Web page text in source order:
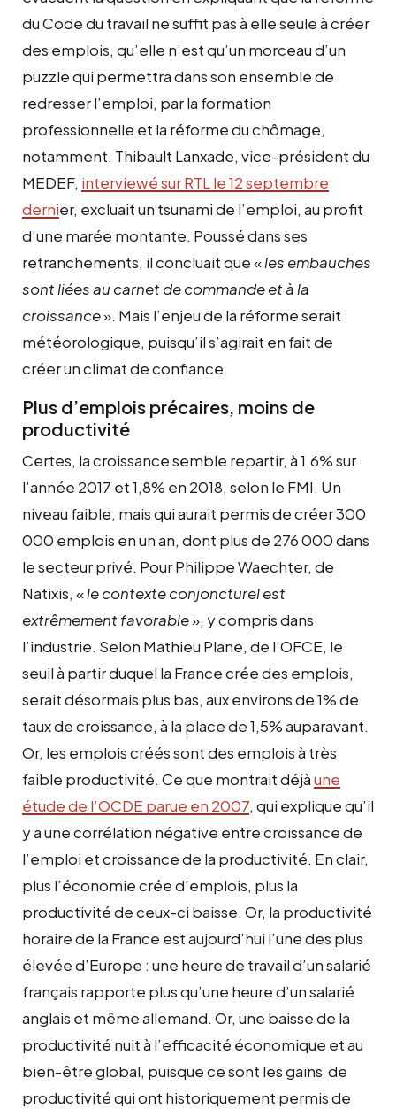
du Code du travail ne suffit pas à elle seule à créer
des emplois, qu’elle n’est qu’un morceau d’un
puzzle qui permettra dans son ensemble de
redresser l’emploi, par la formation
professionnelle et la réforme du chômage,
notamment. Thibault Lanxade, vice-président du
MEDEF, interviewé sur RTL le 12 septembre
dernier, excluait un tsunami de l’emploi, au profit
d’une marée montante. Poussé dans ses
retranchements, il concluait que «les embauches
sont liées au carnet de commande et à la
croissance». Mais l’enjeu de la réforme serait
météorologique, puisqu’il s’agirait en fait de
créer un climat de confiance.
Plus d’emplois précaires, moins de
productivité
Certes, la croissance semble repartir, à 1,6% sur
l’année 2017 et 1,8% en 2018, selon le FMI. Un
niveau faible, mais qui aurait permis de créer 300
000 emplois en un an, dont plus de 276 000 dans
le secteur privé. Pour Philippe Waechter, de
Natixis, «le contexte conjoncturel est
extrêmement favorable», y compris dans
l’industrie. Selon Mathieu Plane, de l’OFCE, le
seuil à partir duquel la France crée des emplois,
serait désormais plus bas, aux environs de 1% de
taux de croissance, à la place de 1,5% auparavant.
Or, les emplois créés sont des emplois à très
faible productivité. Ce que montrait déjàune
étude de l’OCDE parue en 2007, qui explique qu’il
y a une corrélation négative entre croissance de
l’emploi et croissance de la productivité. En clair,
plus l’économie crée d’emplois, plus la
productivité de ceux-ci baisse. Or, la productivité
horaire de la France est aujourd’hui l’une des plus
élevée d’Europe : une heure de travail d’un salarié
français rapporte plus qu’une heure d’un salarié
anglais et même allemand. Or, une baisse de la
productivité nuit à l’efficacité économique et au
bien-être global, puisque ce sont les gains de
productivité qui ont historiquement permis de